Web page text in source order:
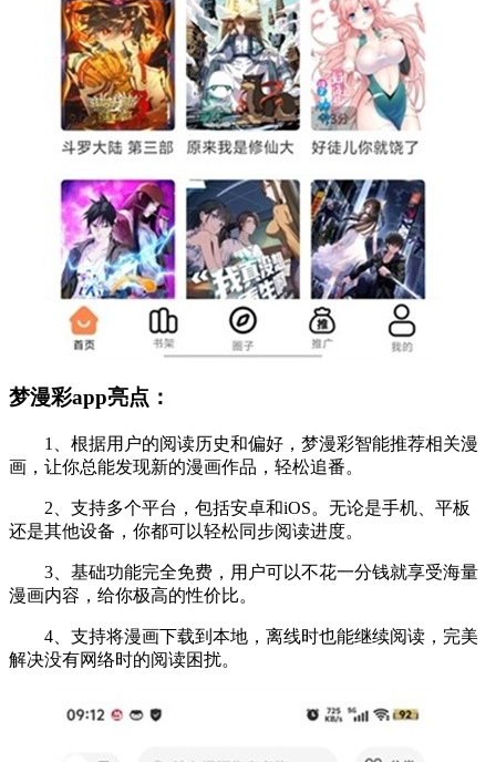
梦漫彩app亮点：
1、根据用户的阅读历史和偏好，梦漫彩智能推荐相关漫
画，让你总能发现新的漫画作品，轻松追番。
2、支持多个平台，包括安卓和iOS。无论是手机、平板
还是其他设备，你都可以轻松同步阅读进度。
3、基础功能完全免费，用户可以不花一分钱就享受海量
漫画内容，给你极高的性价比。
4、支持将漫画下载到本地，离线时也能继续阅读，完美
解决没有网络时的阅读困扰。